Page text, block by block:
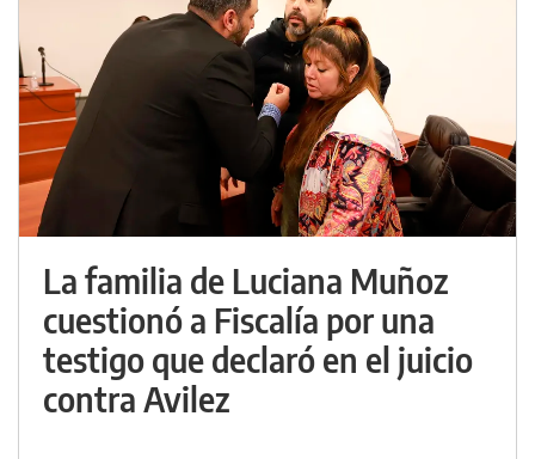
La familia de Luciana Muñoz
cuestionó a Fiscalía por una
testigo que declaró en el juicio
contra Avilez